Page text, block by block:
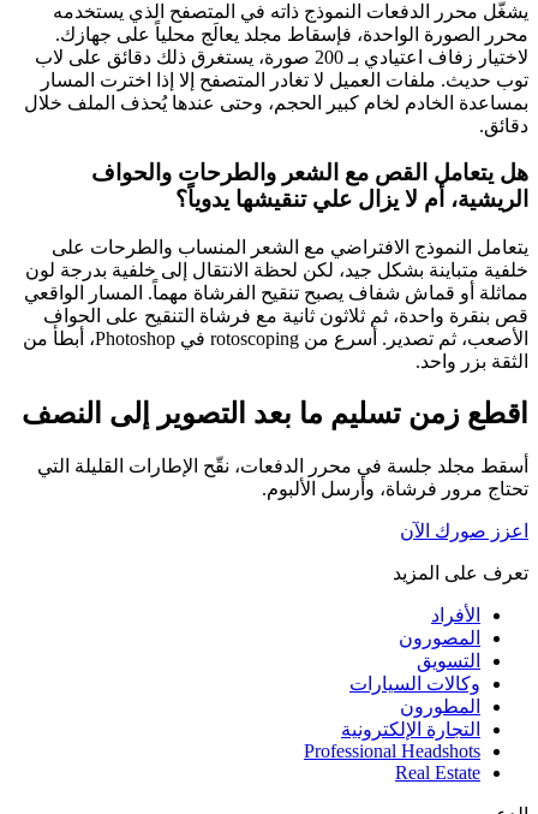
يشغّل محرر الدفعات النموذج ذاته في المتصفح الذي يستخدمه
محرر الصورة الواحدة، فإسقاط مجلد يعالَج محلياً على جهازك.
لاختيار زفاف اعتيادي بـ 200 صورة، يستغرق ذلك دقائق على لاب
توب حديث. ملفات العميل لا تغادر المتصفح إلا إذا اخترت المسار
بمساعدة الخادم لخام كبير الحجم، وحتى عندها يُحذف الملف خلال
دقائق.
هل يتعامل القص مع الشعر والطرحات والحواف
الريشية، أم لا يزال علي تنقيشها يدوياً؟
يتعامل النموذج الافتراضي مع الشعر المنساب والطرحات على
خلفية متباينة بشكل جيد، لكن لحظة الانتقال إلى خلفية بدرجة لون
مماثلة أو قماش شفاف يصبح تنقيح الفرشاة مهماً. المسار الواقعي
قص بنقرة واحدة، ثم ثلاثون ثانية مع فرشاة التنقيح على الحواف
الأصعب، ثم تصدير. أسرع من rotoscoping في Photoshop، أبطأ من
الثقة بزر واحد.
اقطع زمن تسليم ما بعد التصوير إلى النصف
أسقط مجلد جلسة في محرر الدفعات، نقّح الإطارات القليلة التي
تحتاج مرور فرشاة، وأرسل الألبوم.
اعزز صورك الآن
تعرف على المزيد
الأفراد
المصورون
التسويق
وكالات السيارات
المطورون
التجارة الإلكترونية
Professional Headshots
Real Estate